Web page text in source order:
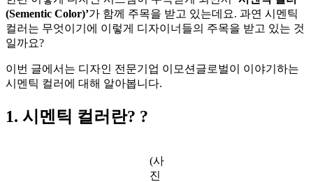
(Sementic Color)’가 함께 주목을 받고 있는데요. 과연 시멘틱
컬러는 무엇이기에 이렇게 디자이너들의 주목을 받고 있는 것
일까요?
이번 글에서는 디자인 전문기업 이모션글로벌이 이야기하는
시멘틱 컬러에 대해 알아봅니다.
1. 시멘틱 컬러 란? ?
(사
진